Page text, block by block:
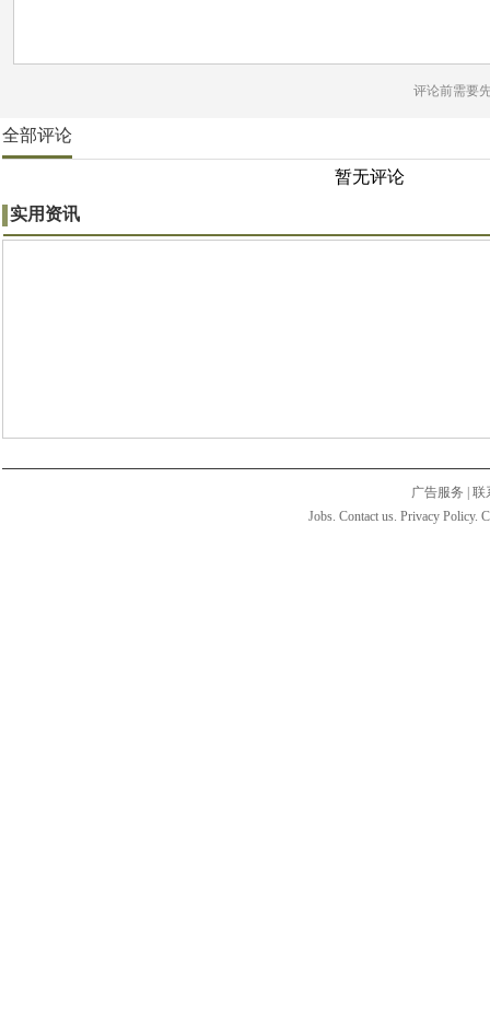
评论前需要
全部评论
暂无评论
实用资讯
广告服务
联
Jobs. Contact us. Privacy Policy.